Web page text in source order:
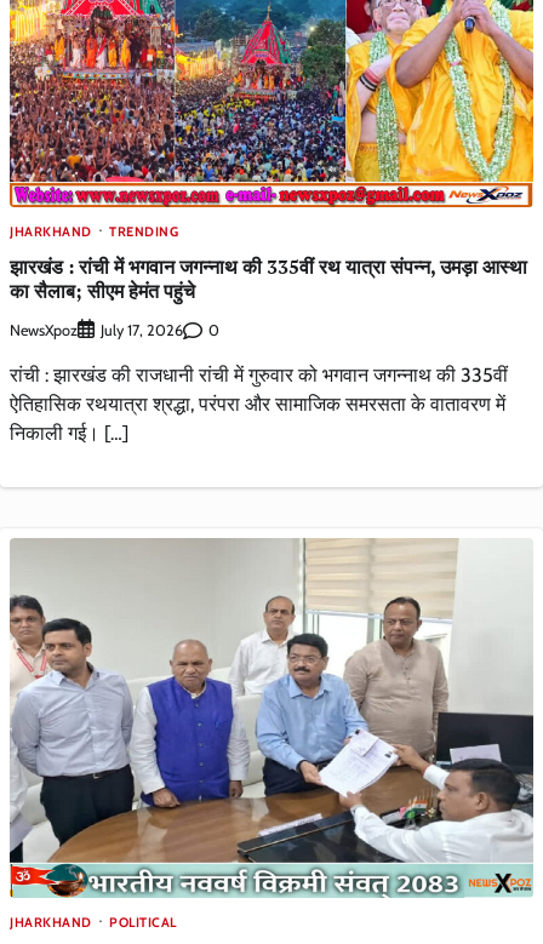
JHARKHAND TRENDING
झारखंड : रांची में भगवान जगन्नाथ की 335वीं रथ यात्रा संपन्न, उमड़ा आस्था
का सैलाब; सीएम हेमंत पहुंचे
NewsXpoz July 17, 2026 0
रांची : झारखंड की राजधानी रांची में गुरुवार को भगवान जगन्नाथ की 335वीं
ऐतिहासिक रथयात्रा श्रद्धा, परंपरा और सामाजिक समरसता के वातावरण में
निकाली गई। […]
JHARKHAND POLITICAL